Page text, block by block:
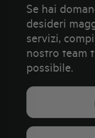
Se hai
desideri
servizi,
nostro team
possibile.